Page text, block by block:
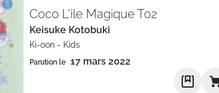
Coco L'ile Magique T02
Keisuke Kotobuki
Ki-oon - Kids
Parution le 17 mars 2022